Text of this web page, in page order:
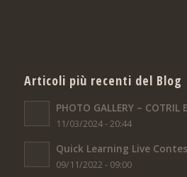
Articoli più recenti del Blog
PHOTO GALLERY – COTRIL
11/03/2024 - 20:44
Quick Learning Live
09/11/2022 - 09:00